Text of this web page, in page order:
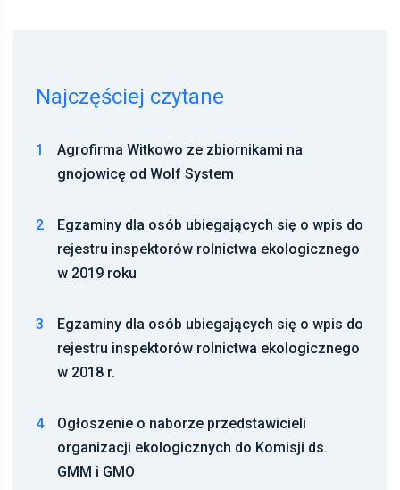
Najczęściej czytane
1
Agrofirma Witkowo ze zbiornikami na
gnojowicę od Wolf System
2
Egzaminy dla osób ubiegających się o wpis do
rejestru inspektorów rolnictwa ekologicznego
w 2019 roku
3
Egzaminy dla osób ubiegających się o wpis do
rejestru inspektorów rolnictwa ekologicznego
w 2018 r.
4
Ogłoszenie o naborze przedstawicieli
organizacji ekologicznych do Komisji ds.
GMM i GMO